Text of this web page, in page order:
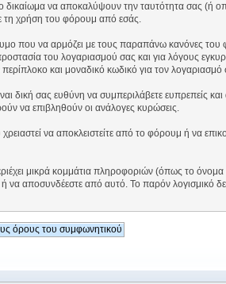
να αποκαλύψουν την ταυτότητα σας (ή
τη χρήση του φόρουμ από εσάς.
που να αρμόζει με τους παραπάνω κανόνες
του λογαριασμού σας και για λόγους
και μοναδικό κωδικό για τον
σας ευθύνη να συμπεριλάβετε ευπρεπείς
να επιβληθούν οι ανάλογες κυρώσεις.
να αποκλειστείτε από το φόρουμ ή να
μικρά κομμάτια πληροφοριών (όπως το
αποσυνδέεστε από αυτό. Το παρόν λογισμικό